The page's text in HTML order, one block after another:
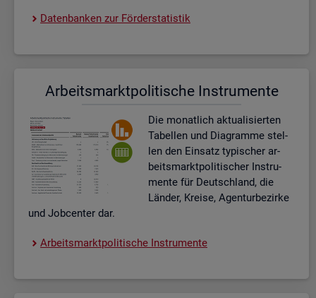
Da­ten­ban­ken zur För­der­sta­tis­tik
Ar­beits­markt­po­li­ti­sche In­stru­men­te
Die mo­nat­lich ak­tua­li­sier­ten
Ta­bel­len und Dia­gram­me stel­
len den Ein­satz ty­pi­scher ar­
beits­markt­po­li­ti­scher In­stru­
men­te für Deutsch­land, die
Län­der, Krei­se, Agen­tur­be­zir­ke
und Job­cen­ter dar.
Ar­beits­markt­po­li­ti­sche In­stru­men­te